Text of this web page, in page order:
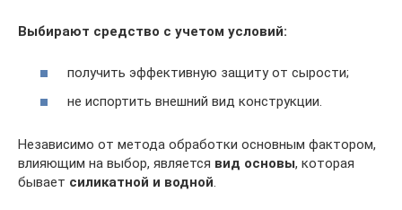
Выбирают средство с учетом условий:
получить эффективную защиту от сырости;
не испортить внешний вид конструкции.
Независимо от метода обработки основным фактором,
влияющим на выбор, является вид основы, которая
бывает силикатной и водной